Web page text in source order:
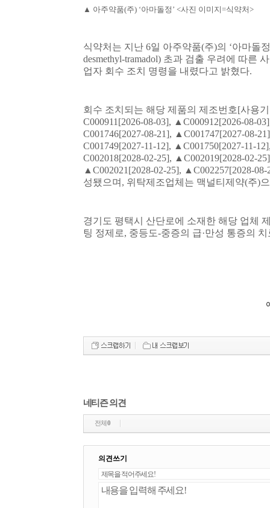
▲ 아주약품(주) ‘아마돌정 ’ <사진 이미지=식약처>
식약처는 지난 6일 아주약품(주)의 ‘아마돌정
desmethyl-tramadol) 초과 검출 우려에 따른
업자 회수 조치 명령을 내렸다고 밝혔다.
회수 조치되는 해당 제품의 제조번호[사용
C000911[2026-08-03], ▲ C000912[2026-08-
C001746[2027-08-21], ▲ C001747[2027-08-
C001749[2027-11-12], ▲ C001750[2027-11-
C002018[2028-02-25], ▲ C002019[2028-02-
▲ C002021[2028-02-25], ▲ C002257[2028-08-
성됐으며 , 위탁제조업체는 맥널티제약(주)
경기도 평택시 산단로에 소재한 해당 업체
팅 정제로, 중등도-중증의 급·만성 통증의
네티즌 의견
전체0
의견쓰기